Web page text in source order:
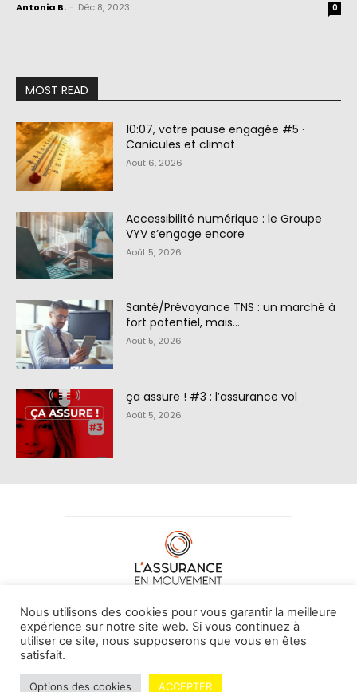
Antonia B. Déc 8, 2023 0
MOST READ
10:07, votre pause engagée #5 ·
Canicules et climat
Août 6, 2026
Accessibilité numérique : le Groupe
VYV s’engage encore
Août 5, 2026
Santé/Prévoyance TNS : un marché à
fort potentiel, mais…
Août 5, 2026
ça assure ! #3 : l’assurance vol
Août 5, 2026
À PROPOS DE NOUS•CONTACT
© L'assurance en mouvement -By Vovoxx Média
Nous utilisons des cookies pour vous garantir la meilleure
expérience sur notre site web. Si vous continuez à
utiliser ce site, nous supposerons que vous en êtes
satisfait.
Options des cookies ACCEPTER